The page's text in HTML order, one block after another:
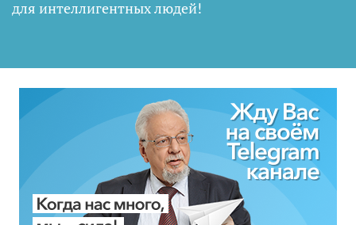
для интеллигентных людей!